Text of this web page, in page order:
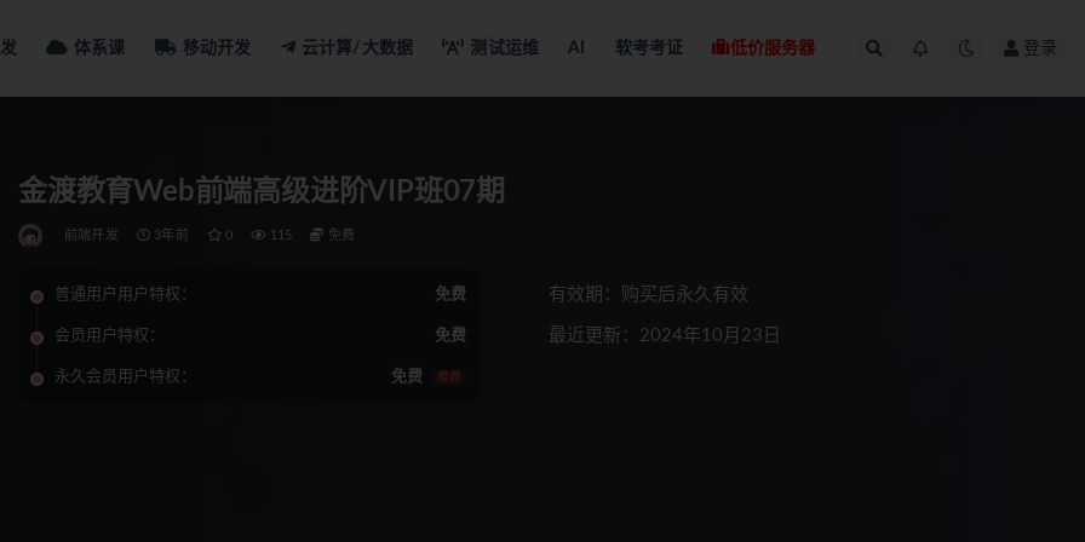
体系课 移动开发 云计算/大数据 测试运维 AI 软考考证 低价服务器 登录
金渡教育Web前端高级进阶VIP班07期
前端开发 3年前 0 115 免费
普通用户用户特权： 免费
会员用户特权： 免费
永久会员用户特权： 免费 推荐
有效期：购买后永久有效
最近更新：2024年10月23日